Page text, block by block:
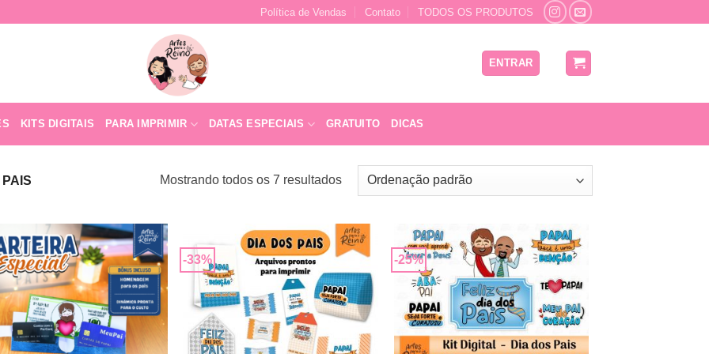
Política de Vendas Contato TODOS OS PRODUTOS
ENTRAR
KITS DIGITAIS PARA IMPRIMIR DATAS ESPECIAIS GRATUITO DICAS
PAIS Mostrando todos os 7 resultados
Adicionar
a lista de
desejos
-33%
a lista de
desejos
-25%
Adicionar
a lista de
desejos